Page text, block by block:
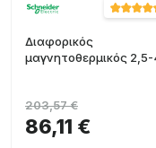
Διαφορικός
μαγνητοθερμικός
86,11 €
203,57 €